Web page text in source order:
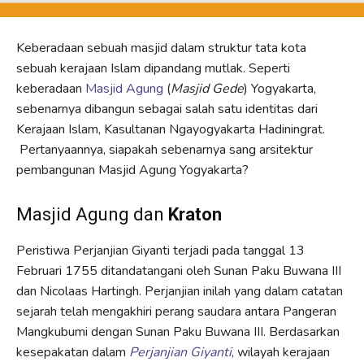
Keberadaan sebuah masjid dalam struktur tata kota
sebuah kerajaan Islam dipandang mutlak. Seperti
keberadaan Masjid Agung (Masjid Gede) Yogyakarta,
sebenarnya dibangun sebagai salah satu identitas dari
Kerajaan Islam, Kasultanan Ngayogyakarta Hadiningrat.
Pertanyaannya, siapakah sebenarnya sang arsitektur
pembangunan Masjid Agung Yogyakarta?
Masjid Agung dan Kraton
Peristiwa Perjanjian Giyanti terjadi pada tanggal 13
Februari 1755 ditandatangani oleh Sunan Paku Buwana III
dan Nicolaas Hartingh. Perjanjian inilah yang dalam catatan
sejarah telah mengakhiri perang saudara antara Pangeran
Mangkubumi dengan Sunan Paku Buwana III. Berdasarkan
kesepakatan dalam Perjanjian Giyanti, wilayah kerajaan